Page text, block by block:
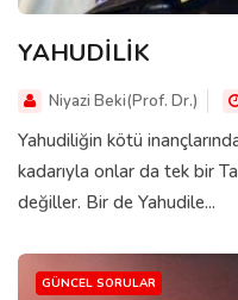
YAHUDİLİK
Niyazi Beki(Prof. Dr.)
Yahudiliğin kötü
kadarıyla onlar da tek bir
değiller. Bir de Yahudile...
GÜNCEL SORULAR